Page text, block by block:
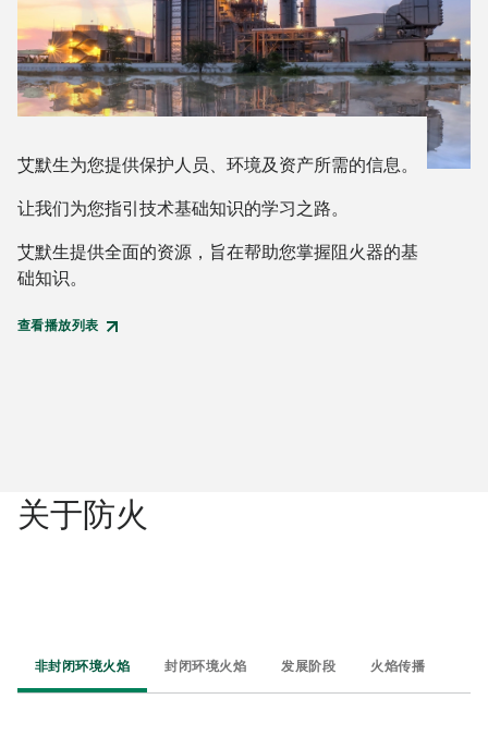
艾默生为您提供保护人员、环境及资产所需的信息。
让我们为您指引技术基础知识的学习之路。
艾默生提供全面的资源，旨在帮助您掌握阻火器的基
础知识。
查看播放列表
关于防火
非封闭环境火焰 封闭环境火焰 发展阶段 火焰传播